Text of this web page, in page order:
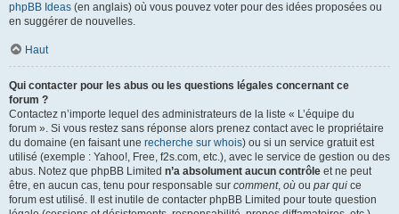
phpBB Ideas (en anglais) où vous pouvez voter pour des idées proposées ou
en suggérer de nouvelles.
Haut
Qui contacter pour les abus ou les questions légales concernant ce
forum ?
Contactez n’importe lequel des administrateurs de la liste « L’équipe du
forum ». Si vous restez sans réponse alors prenez contact avec le propriétaire
du domaine (en faisant une recherche sur whois) ou si un service gratuit est
utilisé (exemple : Yahoo!, Free, f2s.com, etc.), avec le service de gestion ou des
abus. Notez que phpBB Limited n’a absolument aucun contrôle et ne peut
être, en aucun cas, tenu pour responsable sur comment, où ou par qui ce
forum est utilisé. Il est inutile de contacter phpBB Limited pour toute question